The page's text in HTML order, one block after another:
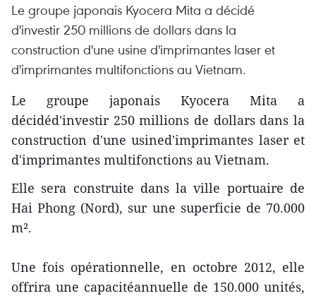
Le groupe japonais Kyocera Mita a décidé
d'investir 250 millions de dollars dans la
construction d'une usine d'imprimantes laser et
d'imprimantes multifonctions au Vietnam.
Le groupe japonais Kyocera Mita a
décidéd'investir 250 millions de dollars dans la
construction d'une usined'imprimantes laser et
d'imprimantes multifonctions au Vietnam.
Elle sera construite dans la ville portuaire de
Hai Phong (Nord), sur une superficie de 70.000
m².
Une fois opérationnelle, en octobre 2012, elle
offrira une capacitéannuelle de 150.000 unités,